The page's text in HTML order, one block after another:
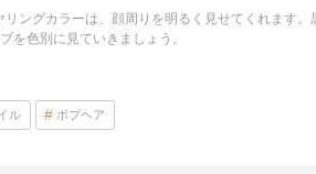
ングカラーは、顔周りを明るく見せてくれます
を色別に見ていきましょう。
ル ボブヘア